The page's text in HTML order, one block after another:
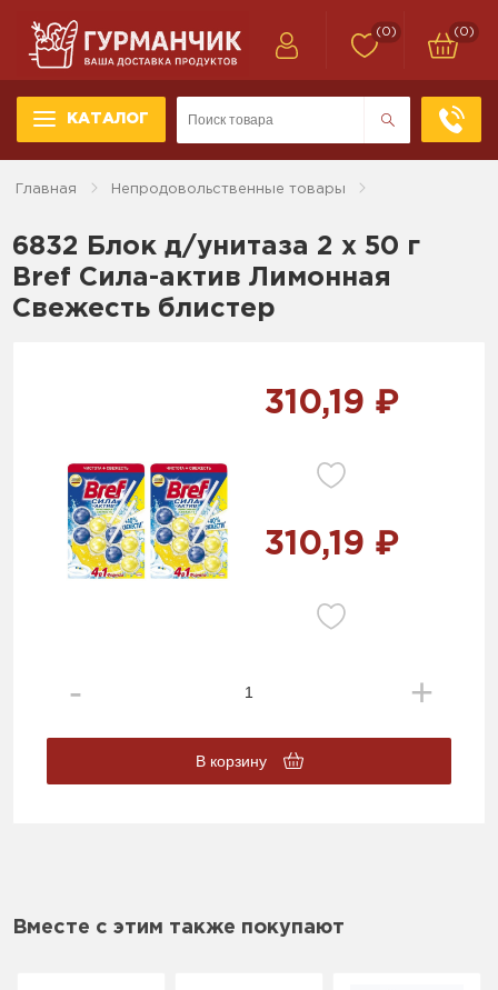
КАТАЛОГ
(0) (0)
Главная Непродовольственные товары
6832 Блок д/унитаза 2 x 50 г
Bref Сила-актив Лимонная
Свежесть блистер
310,19 ₽
310,19 ₽
В корзину
Вместе с этим также покупают